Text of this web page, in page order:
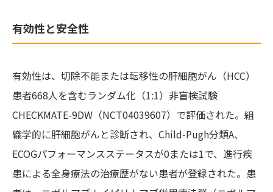
有効性と安全性
有効性は、切除不能または転移性の肝細胞がん（HCC）
患者668人を含むランダム化（1:1）非盲検試験
CHECKMATE-9DW（NCT04039607）で評価された。組
織学的に肝細胞がんと診断され、Child-Pugh分類A、
ECOGパフォーマンスステータスが0または1で、進行疾
患による全身療法の治療歴がない患者が登録された。患